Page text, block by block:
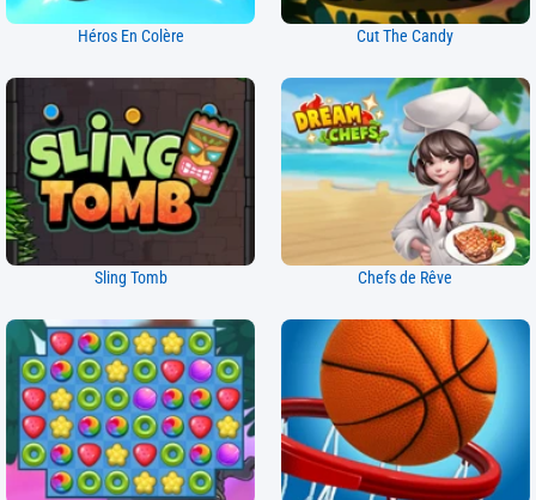
Héros En Colère Cut The Candy
Sling Tomb Chefs de Rêve